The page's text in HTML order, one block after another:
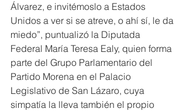
Álvarez, e invitémoslo a Estados
Unidos a ver si se atreve, o ahí sí, le da
miedo”, puntualizó la Diputada
Federal María Teresa Ealy, quien forma
parte del Grupo Parlamentario del
Partido Morena en el Palacio
Legislativo de San Lázaro, cuya
simpatía la lleva también el propio